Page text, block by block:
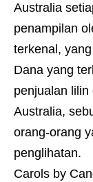
Australia
penampilan
terkenal,
Dana yang
penjualan
Australia,
orang-orang
penglihatan.
Carols by